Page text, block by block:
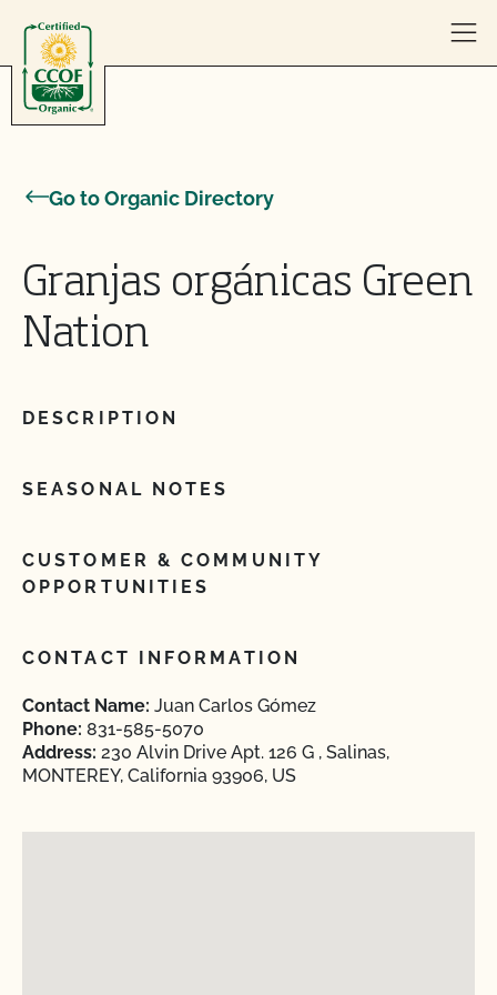
Go to Organic Directory
Granjas orgánicas Green
Nation
DESCRIPTION
SEASONAL NOTES
CUSTOMER & COMMUNITY
OPPORTUNITIES
CONTACT INFORMATION
Contact Name: Juan Carlos Gómez
Phone: 831-585-5070
Address: 230 Alvin Drive Apt. 126 G , Salinas,
MONTEREY, California 93906, US